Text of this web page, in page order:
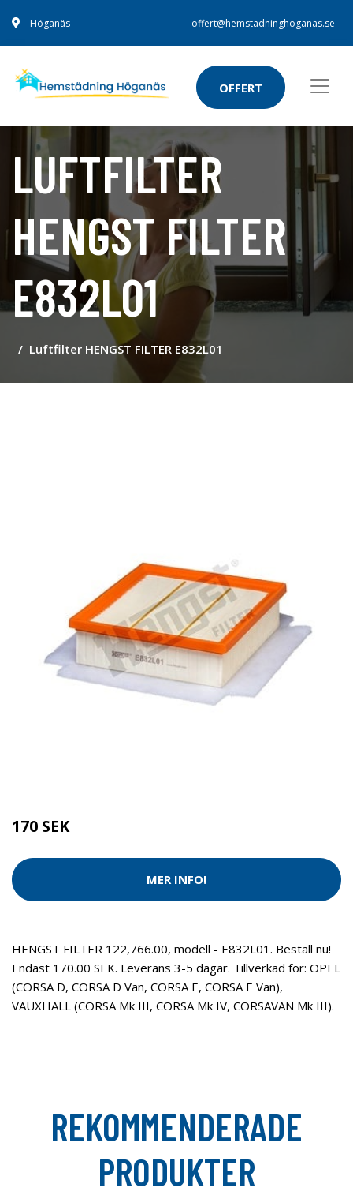
Höganäs offert@hemstadninghoganas.se
OFFERT
LUFTFILTER
HENGST FILTER
E832L01
Luftfilter HENGST FILTER E832L01
170 SEK
MER INFO!
HENGST FILTER 122,766.00, modell - E832L01. Beställ nu!
Endast 170.00 SEK. Leverans 3-5 dagar. Tillverkad för: OPEL
(CORSA D, CORSA D Van, CORSA E, CORSA E Van),
VAUXHALL (CORSA Mk III, CORSA Mk IV, CORSAVAN Mk III).
REKOMMENDERADE
PRODUKTER